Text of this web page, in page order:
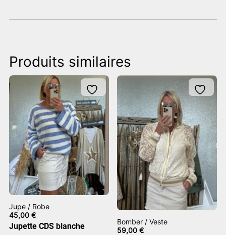
Produits similaires
Jupe / Robe
45,00 €
Jupette CDS blanche
Bomber / Veste
59,00€